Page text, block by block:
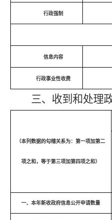
行政强制
信息内容
行政事业性收费
三、收到和处理
（本列数据的勾稽关系为：第一项加第二
项之和，等于第三项加第四项之和）
一、本年新收政府信息公开申请数量